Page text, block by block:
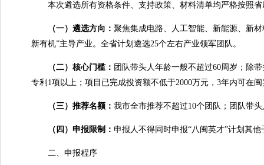
本次遴选所有资格条件、支持政策、材料清单均严格按照省
（一） 遴选方向： 聚焦集成电路、人工智能、新能源、新
新有机”主导产业。全省计划遴选25个左右产业领军团队。
（二）核心门槛： 团队带头人年龄一般不超过60周岁；除
专利1项以上；项目已完成投资额不低于2000万元，3年内可在
（三）推荐名额： 我市全市推荐不超过10个团队；团队带
（四）申报限制： 申报人不得同时申报“八闽英才”计划其他
二、申报程序